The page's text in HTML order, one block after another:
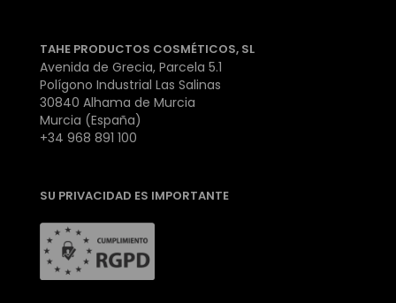
TAHE PRODUCTOS COSMÉTICOS, SL
Avenida de Grecia, Parcela 5.1
Polígono Industrial Las Salinas
30840 Alhama de Murcia
Murcia (España)
+34 968 891 100
SU PRIVACIDAD ES IMPORTANTE